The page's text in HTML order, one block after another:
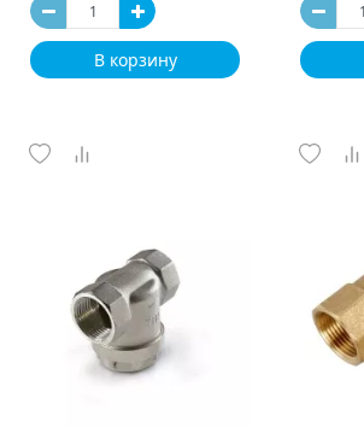
В корзину